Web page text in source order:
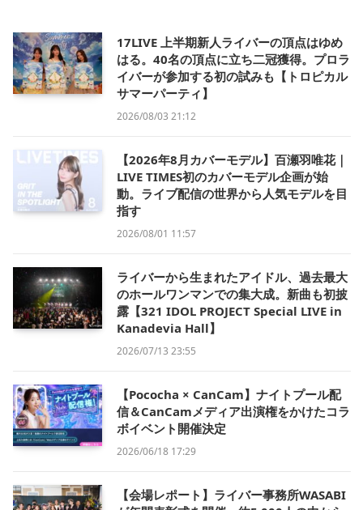
17LIVE 上半期新人ライバーの頂点はゆめ
はる。40名の頂点に立ち二冠獲得。プロラ
イバーが参加する初の試みも【トロピカル
サマーパーティ】
2026/08/03 21:12
【2026年8月カバーモデル】百瀬羽唯花｜
LIVE TIMES初のカバーモデル企画が始
動。ライブ配信の世界から人気モデルを目
指す
2026/08/01 11:57
ライバーから生まれたアイドル、過去最大
のホールワンマンでの集大成。新曲も初披
露【321 IDOL PROJECT Special LIVE in
Kanadevia Hall】
2026/07/13 23:55
【Pococha × CanCam】ナイトプール配
信＆CanCamメディア出演権をかけたコラ
ボイベント開催決定
2026/06/18 17:29
【会場レポート】ライバー事務所WASABI